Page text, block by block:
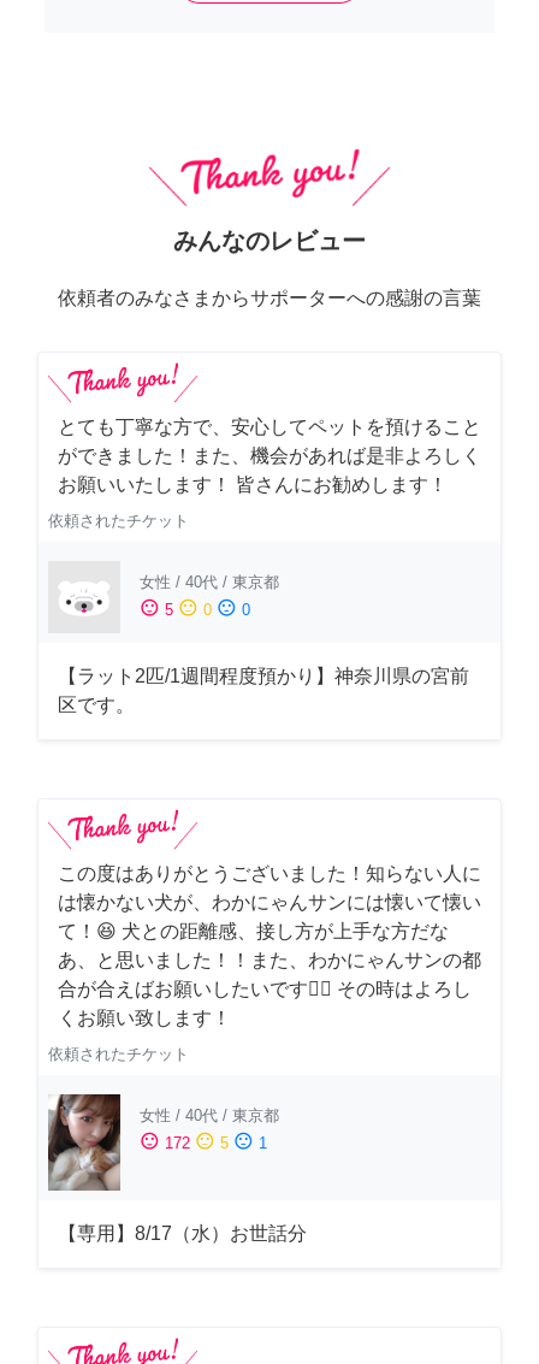
みんなのレビュー
依頼者のみなさまからサポーターへの感謝の言葉
とても丁寧な方で、安心してペットを預けること
ができました！また、機会があれば是非よろしく
お願いいたします！ 皆さんにお勧めします！
依頼されたチケット
女性 / 40代 / 東京都
sentiment_satisfied 5 sentiment_neutral 0 sentiment_dissatisfied 0
【ラット2匹/1週間程度預かり】神奈川県の宮前
区です。
この度はありがとうございました！知らない人に
は懐かない犬が、わかにゃんサンには懐いて懐い
て！😆 犬との距離感、接し方が上手な方だな
あ、と思いました！！また、わかにゃんサンの都
合が合えばお願いしたいです🙇‍♂️ その時はよろし
くお願い致します！
依頼されたチケット
女性 / 40代 / 東京都
sentiment_satisfied 172 sentiment_neutral 5 sentiment_dissatisfied 1
【専用】8/17（水）お世話分